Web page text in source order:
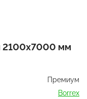
2100х7000 мм
Премиум
Borrex